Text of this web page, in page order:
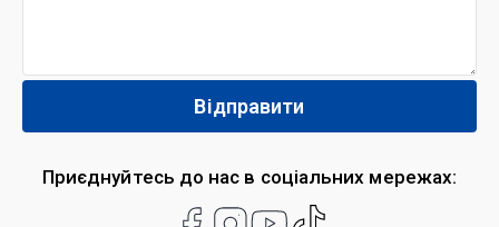
Приєднуйтесь до нас в соціальних мережах: